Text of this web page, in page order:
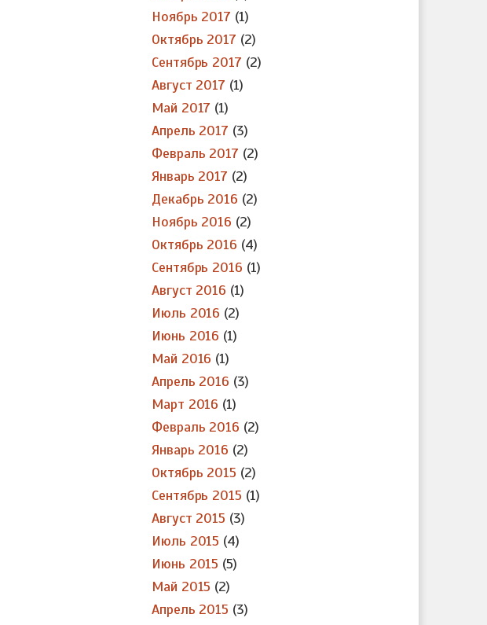
Ноябрь 2017 (1)
Октябрь 2017 (2)
Сентябрь 2017 (2)
Август 2017 (1)
Май 2017 (1)
Апрель 2017 (3)
Февраль 2017 (2)
Январь 2017 (2)
Декабрь 2016 (2)
Ноябрь 2016 (2)
Октябрь 2016 (4)
Сентябрь 2016 (1)
Август 2016 (1)
Июль 2016 (2)
Июнь 2016 (1)
Май 2016 (1)
Апрель 2016 (3)
Март 2016 (1)
Февраль 2016 (2)
Январь 2016 (2)
Октябрь 2015 (2)
Сентябрь 2015 (1)
Август 2015 (3)
Июль 2015 (4)
Июнь 2015 (5)
Май 2015 (2)
Апрель 2015 (3)